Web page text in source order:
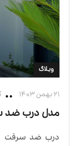
وبلاگ
۲۱ بهمن ۱۴۰۳
مدل درب ضد
درب ضد سرقت